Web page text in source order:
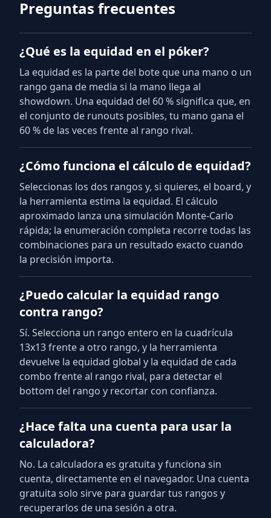
Preguntas frecuentes
¿Qué es la equidad en el póker?
La equidad es la parte del bote que una mano o un
rango gana de media si la mano llega al
showdown. Una equidad del 60 % significa que, en
el conjunto de runouts posibles, tu mano gana el
60 % de las veces frente al rango rival.
¿Cómo funciona el cálculo de equidad?
Seleccionas los dos rangos y, si quieres, el board, y
la herramienta estima la equidad. El cálculo
aproximado lanza una simulación Monte-Carlo
rápida; la enumeración completa recorre todas las
combinaciones para un resultado exacto cuando
la precisión importa.
¿Puedo calcular la equidad rango
contra rango?
Sí. Selecciona un rango entero en la cuadrícula
13x13 frente a otro rango, y la herramienta
devuelve la equidad global y la equidad de cada
combo frente al rango rival, para detectar el
bottom del rango y recortar con confianza.
¿Hace falta una cuenta para usar la
calculadora?
No. La calculadora es gratuita y funciona sin
cuenta, directamente en el navegador. Una cuenta
gratuita solo sirve para guardar tus rangos y
recuperarlos de una sesión a otra.